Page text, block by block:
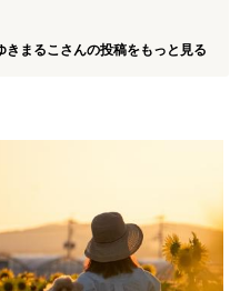
きまるこさんの投稿をもっと見る